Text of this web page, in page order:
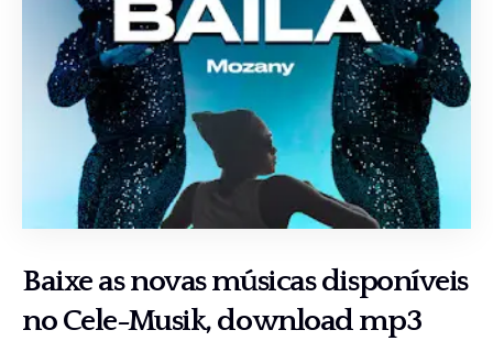
Baixe as novas músicas disponíveis
noCele-Musik, download mp3